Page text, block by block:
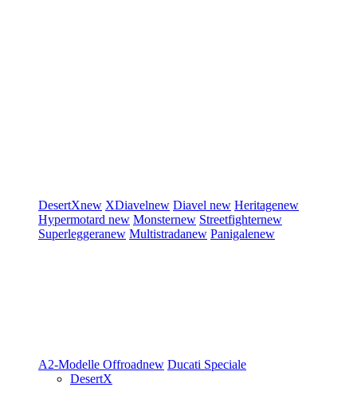
DesertXnew XDiavelnew Diavel new Heritagenew
Hypermotard new Monsternew Streetfighternew
Superleggeranew Multistradanew Panigalenew
A2-Modelle Offroadnew Ducati Speciale
DesertX